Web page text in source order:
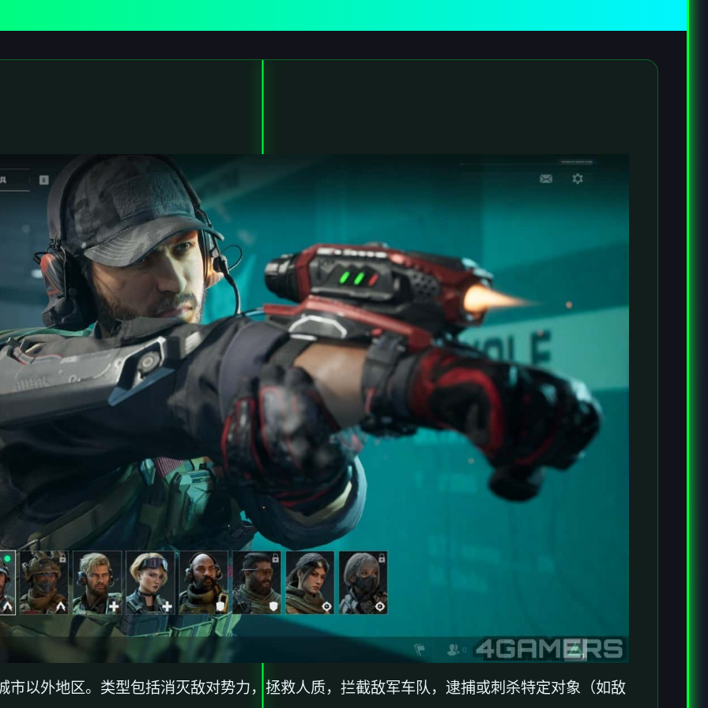
市以外地区。类型包括消灭敌对势力，拯救人质，拦截敌军车队，逮捕或刺杀特定对象（如敌